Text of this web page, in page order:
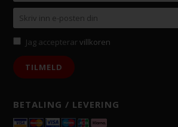
Jag accepterarvillkoren
BETALING / LEVERING